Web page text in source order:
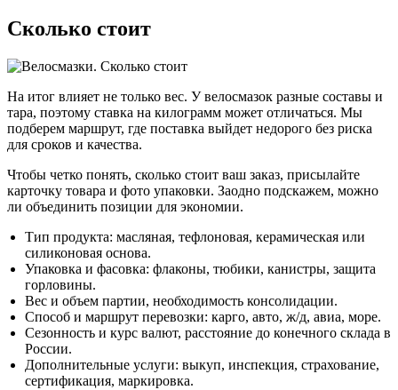
Сколько стоит
На итог влияет не только вес. У велосмазок разные составы и
тара, поэтому ставка на килограмм может отличаться. Мы
подберем маршрут, где поставка выйдет недорого без риска
для сроков и качества.
Чтобы четко понять, сколько стоит ваш заказ, присылайте
карточку товара и фото упаковки. Заодно подскажем, можно
ли объединить позиции для экономии.
Тип продукта: масляная, тефлоновая, керамическая или
силиконовая основа.
Упаковка и фасовка: флаконы, тюбики, канистры, защита
горловины.
Вес и объем партии, необходимость консолидации.
Способ и маршрут перевозки: карго, авто, ж/д, авиа, море.
Сезонность и курс валют, расстояние до конечного склада в
России.
Дополнительные услуги: выкуп, инспекция, страхование,
сертификация, маркировка.